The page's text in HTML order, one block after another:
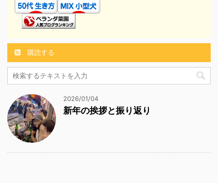
購読する
2026/01/04
新年の挨拶と振り返り